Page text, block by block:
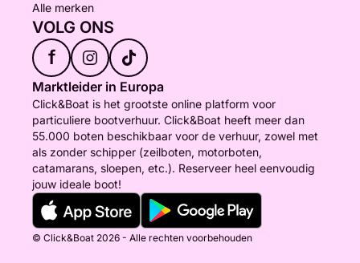
Alle merken
VOLG ONS
f
Marktleider in Europa
Click&Boat is het grootste online platform voor
particuliere bootverhuur. Click&Boat heeft meer dan
55.000 boten beschikbaar voor de verhuur, zowel met
als zonder schipper (zeilboten, motorboten,
catamarans, sloepen, etc.). Reserveer heel eenvoudig
jouw ideale boot!
© Click&Boat 2026 - Alle rechten voorbehouden